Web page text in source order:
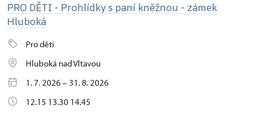
PRO DĚTI - Prohlídky s paní kněžnou - zámek
Hluboká
Pro děti
Hluboká nad Vltavou
1. 7. 2026 – 31. 8. 2026
12.15 13.30 14.45